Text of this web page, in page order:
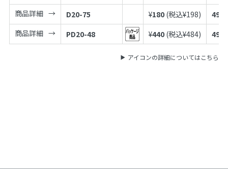
商品詳細
D20-75 ¥180 (税込¥198)
商品詳細
PD20-48 ¥440 (税込¥484)
アイコンの詳細についてはこちら